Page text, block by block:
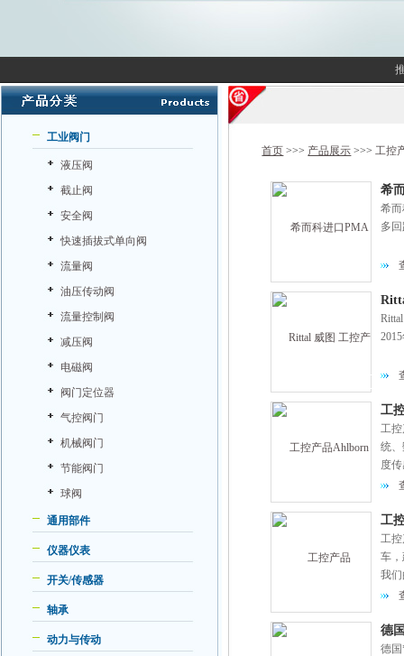
工业阀门
液压阀
截止阀
安全阀
快速插拔式单向阀
流量阀
油压传动阀
流量控制阀
减压阀
电磁阀
阀门定位器
气控阀门
机械阀门
节能阀门
球阀
通用部件
仪器仪表
开关/传感器
轴承
动力与传动
首页 >>> 产品展示 >>>工控
希
希
多
工
工
统
度
筑
工
工
车
我
足
德
德